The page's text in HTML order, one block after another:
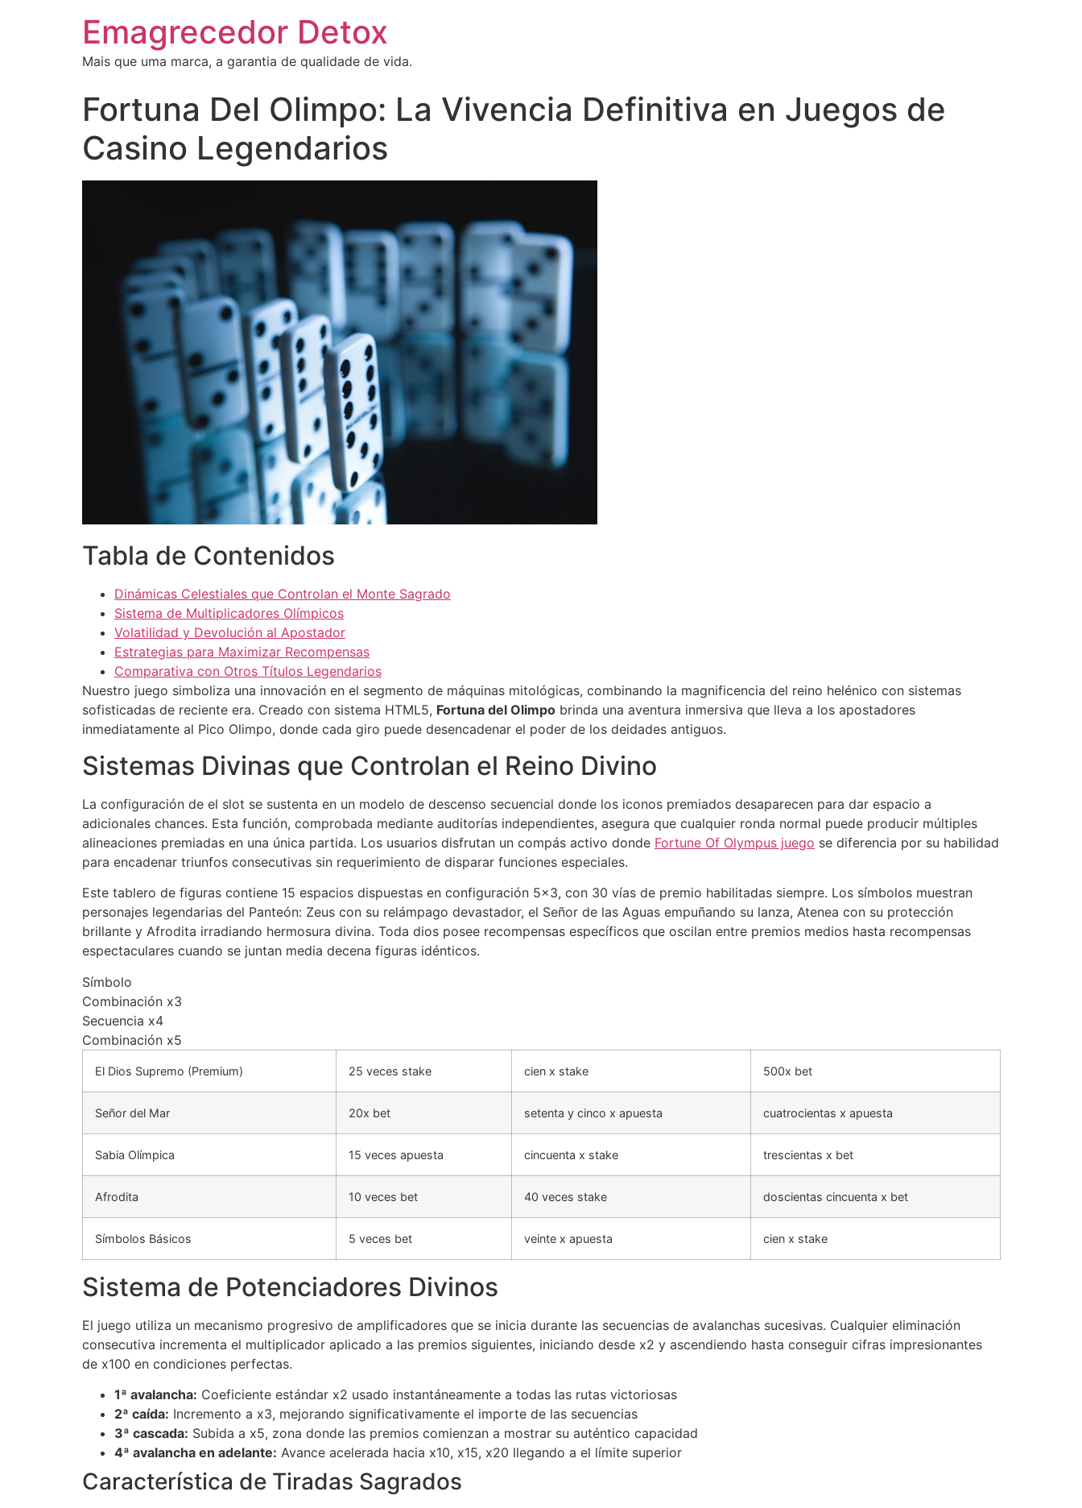
Emagrecedor Detox
Mais que uma marca, a garantia de qualidade de vida.
Fortuna Del Olimpo: La Vivencia Definitiva en Juegos de
Casino Legendarios
Tabla de Contenidos
Dinámicas Celestiales que Controlan el Monte Sagrado
Sistema de Multiplicadores Olímpicos
Volatilidad y Devolución al Apostador
Estrategias para Maximizar Recompensas
Comparativa con Otros Títulos Legendarios
Nuestro juego simboliza una innovación en el segmento de máquinas mitológicas, combinando la magnificencia del reino helénico con sistemas
sofisticadas de reciente era. Creado con sistema HTML5, Fortuna del Olimpo brinda una aventura inmersiva que lleva a los apostadores
inmediatamente al Pico Olimpo, donde cada giro puede desencadenar el poder de los deidades antiguos.
Sistemas Divinas que Controlan el Reino Divino
La configuración de el slot se sustenta en un modelo de descenso secuencial donde los iconos premiados desaparecen para dar espacio a
adicionales chances. Esta función, comprobada mediante auditorías independientes, asegura que cualquier ronda normal puede producir múltiples
alineaciones premiadas en una única partida. Los usuarios disfrutan un compás activo donde Fortune Of Olympus juego se diferencia por su habilidad
para encadenar triunfos consecutivas sin requerimiento de disparar funciones especiales.
Este tablero de figuras contiene 15 espacios dispuestas en configuración 5×3, con 30 vías de premio habilitadas siempre. Los símbolos muestran
personajes legendarias del Panteón: Zeus con su relámpago devastador, el Señor de las Aguas empuñando su lanza, Atenea con su protección
brillante y Afrodita irradiando hermosura divina. Toda dios posee recompensas específicos que oscilan entre premios medios hasta recompensas
espectaculares cuando se juntan media decena figuras idénticos.
Símbolo
Combinación x3
Secuencia x4
Combinación x5
El Dios Supremo (Premium) 25 veces stake cien x stake 500x bet
Señor del Mar 20x bet setenta y cinco x apuesta cuatrocientas x apuesta
Sabia Olímpica 15 veces apuesta cincuenta x stake trescientas x bet
Afrodita 10 veces bet 40 veces stake doscientas cincuenta x bet
Símbolos Básicos 5 veces bet veinte x apuesta cien x stake
Sistema de Potenciadores Divinos
El juego utiliza un mecanismo progresivo de amplificadores que se inicia durante las secuencias de avalanchas sucesivas. Cualquier eliminación
consecutiva incrementa el multiplicador aplicado a las premios siguientes, iniciando desde x2 y ascendiendo hasta conseguir cifras impresionantes
de x100 en condiciones perfectas.
1ª avalancha: Coeficiente estándar x2 usado instantáneamente a todas las rutas victoriosas
2ª caída: Incremento a x3, mejorando significativamente el importe de las secuencias
3ª cascada: Subida a x5, zona donde las premios comienzan a mostrar su auténtico capacidad
4ª avalancha en adelante: Avance acelerada hacia x10, x15, x20 llegando a el límite superior
Característica de Tiradas Sagrados